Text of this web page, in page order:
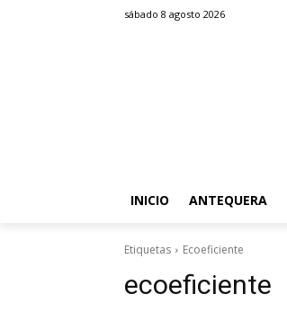
sábado 8 agosto 2026
INICIO ANTEQUERA
Etiquetas Ecoeficiente
ecoeficiente